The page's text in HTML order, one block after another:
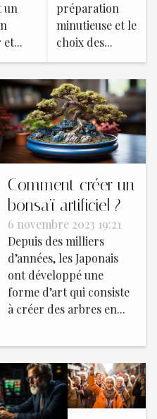
un
préparation
minutieuse et le
choix des...
Comment créer un
bonsaï artificiel ?
6 novembre 2023 19:21
Depuis des milliers
d’années, les Japonais
ont développé une
forme d’art qui consiste
à créer des arbres en...